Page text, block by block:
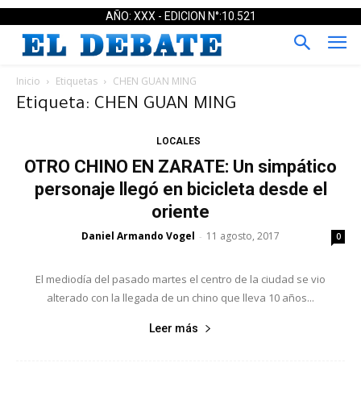
AÑO: XXX - EDICION N°:10.521
Inicio Etiquetas CHEN GUAN MING
Etiqueta: CHEN GUAN MING
LOCALES
OTRO CHINO EN ZARATE: Un simpático
personaje llegó en bicicleta desde el
oriente
Daniel Armando Vogel - 11 agosto, 2017 0
El mediodía del pasado martes el centro de la ciudad se vio
alterado con la llegada de un chino que lleva 10 años...
Leer más